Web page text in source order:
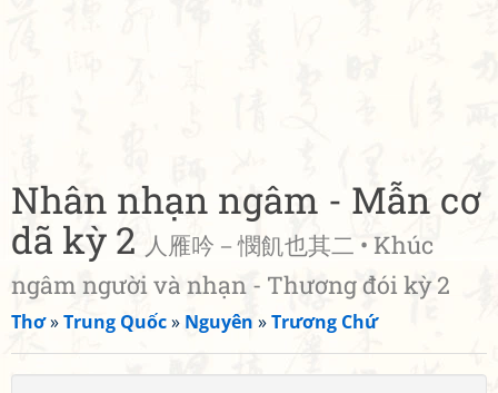
Nhân nhạn ngâm - Mẫn cơ
dã kỳ 2 人雁吟－憫飢也其二 • Khúc
ngâm người và nhạn - Thương đói kỳ 2
Thơ»Trung Quốc» Nguyên »Trương Chứ